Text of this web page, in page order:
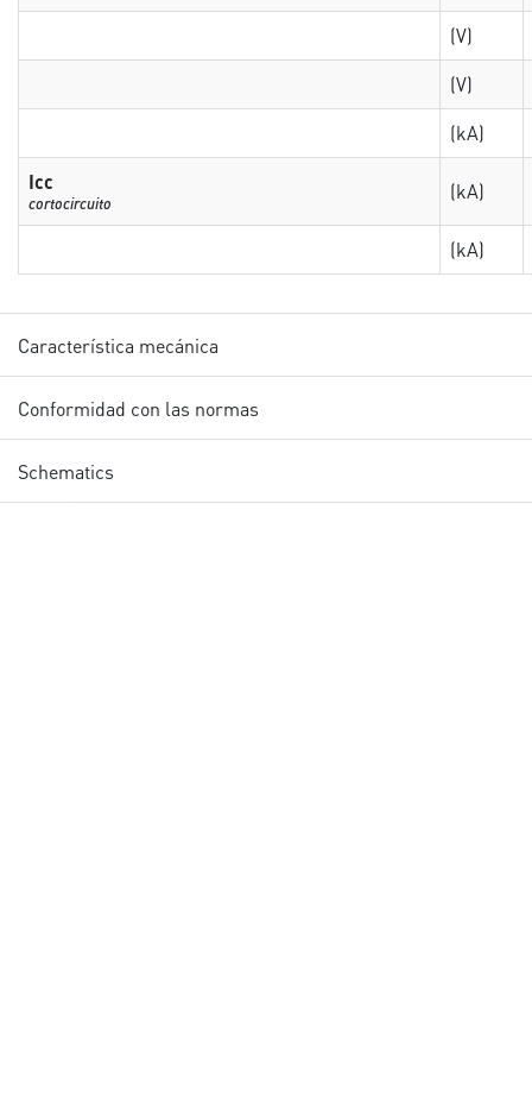
(V)
(V)
(kA)
Icc
cortocircuito (kA)
(kA)
Característica mecánica
Conformidad con las normas
Schematics